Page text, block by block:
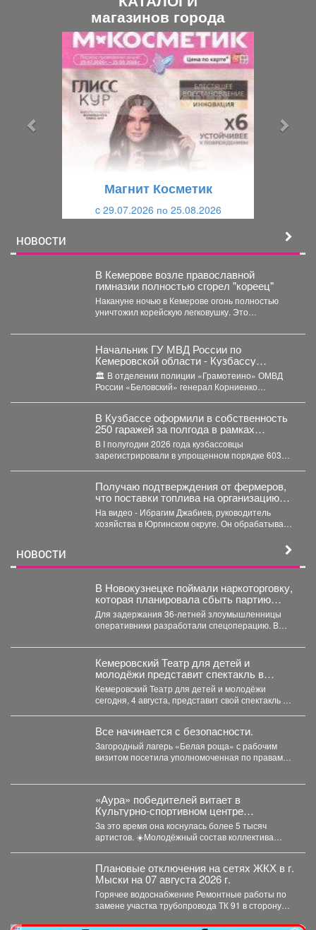
магазинов города
Магнит Косметик
c 29.07.2026 по 25.08.2026
НОВОСТИ
В Кемерове возле православной
гимназии полностью сгорел "кореец"
Накануне ночью в Кемерове огонь полностью
уничтожил корейскую легковушку. Это
Начальник ГУ МВД России по
Кемеровской области - Кузбассу
Геннадий Корниенко проверил работу
подразделений отдела МВД России
«Беловский»
🏛️ В отделении полиции «Грамотеино» ОМВД
России «Беловский» генерал Корниенко
В Кузбассе оформили в собственность
250 гаражей за полгода в рамках
«гаражной амнистии»
В I полугодии 2026 года кузбассовцы
зарегистрировали в упрощенном порядке 603
Получаю подтверждения от фермеров,
что поставки топлива на организацию
уборочной кампании уже начались.
На видео - Ибрагим Джабиев, руководитель
хозяйства в Юргинском округе. Он обрабатывает
НОВОСТИ
В Новокузнецке поймали наркоторговку,
которая планировала сбыть партию
карфентанила в особо крупном размере
Для задержания 36-летней злоумышленницы
оперативники разработали спецоперацию. В
правоохранители...
Кемеровский Театр для детей и
молодёжи представит спектакль в
Москве
Кемеровский Театр для детей и молодёжи
сегодня, 4 августа, представит свой спектакль на
Все начинается с безопасности.
Загородный лагерь «Белая роща» с рабочим
визитом посетила уполномоченная по правам
«Аура» победителей витает в
Культурно-спортивном центре
металлургов ЕВРАЗа уже больше 30
лет.
За это время она коснулась более 5 тысяч
артистов. ☀️Молодёжный состав коллектива
Плановые отключения на сетях ЖКХ в г.
Мыски на 07 августа 2026 г.
Горячее водоснабжение Ремонтные работы по
замене участка трубопровода ТК 91 в сторону